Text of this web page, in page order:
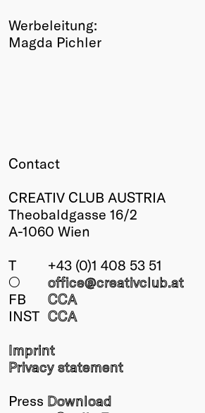
Werbeleitung:
Magda Pichler
Contact
CREATIV CLUB AUSTRIA
Theobaldgasse 16/2
A-1060 Wien
T
+43 (0)1 408 53 51
○
office@creativclub.at
FB
CCA
INST CCA
Imprint
Privacy statement
Press Download